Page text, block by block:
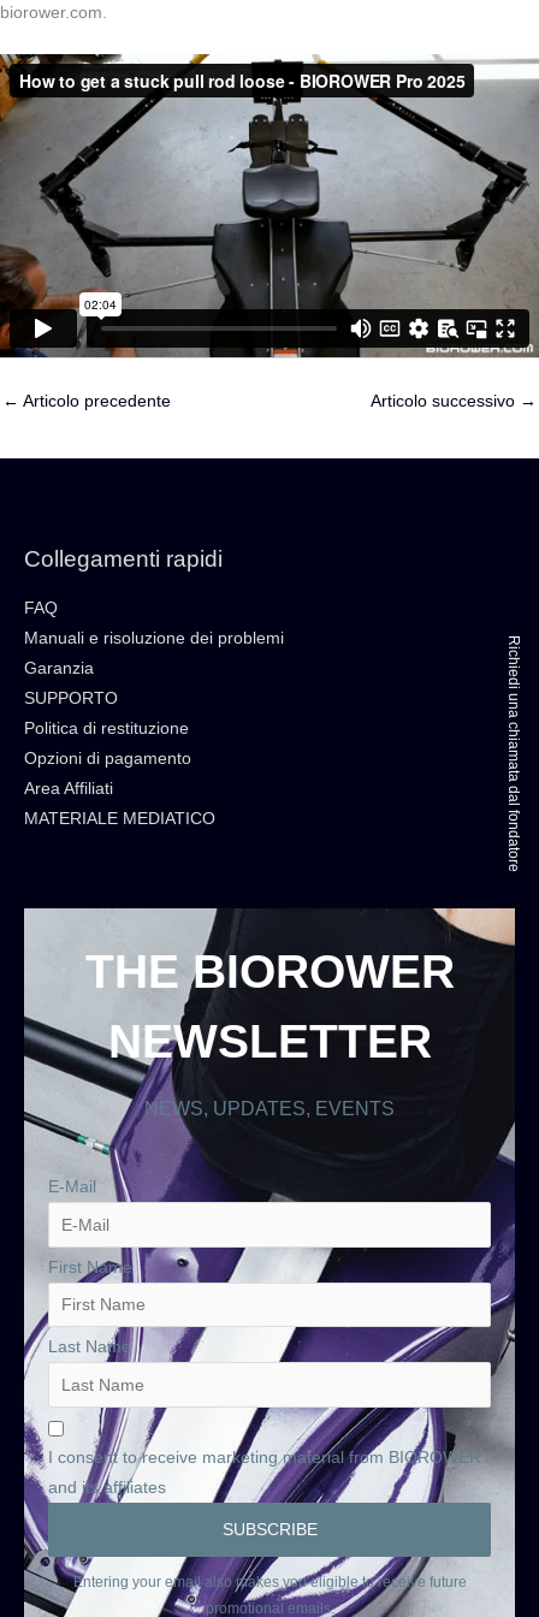
biorower.com.
← Articolo precedente Articolo successivo →
Collegamenti rapidi
FAQ
Manuali e risoluzione dei problemi
Garanzia
SUPPORTO
Politica di restituzione
Opzioni di pagamento
Area Affiliati
MATERIALE MEDIATICO
THE BIOROWER
NEWSLETTER
NEWS, UPDATES, EVENTS
E-Mail
First Name
Last Name
I consent to receive marketing material from BIOROWER
and its affiliates
Entering your email also makes you eligible to receive future
promotional emails.
Richiedi una chiamata dal fondatore